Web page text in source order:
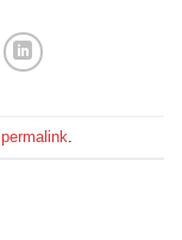
permalink